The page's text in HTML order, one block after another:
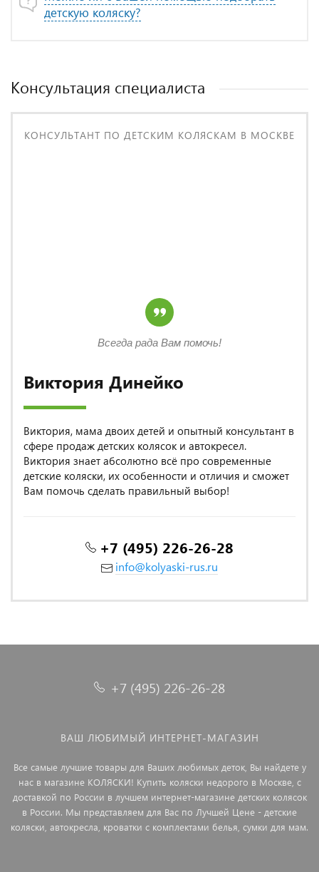
детскую коляску?
Консультация специалиста
КОНСУЛЬТАНТ ПО ДЕТСКИМ КОЛЯСКАМ В МОСКВЕ
Виктория Динейко
Виктория, мама двоих детей и опытный консультант в
сфере продаж детских колясок и автокресел.
Виктория знает абсолютно всё про современные
детские коляски, их особенности и отличия и сможет
Вам помочь сделать правильный выбор!
+7 (495) 226-26-28
info@kolyaski-rus.ru
Всегда рада Вам помочь!
+7 (495) 226-26-28
ВАШ ЛЮБИМЫЙ ИНТЕРНЕТ-МАГАЗИН
Все самые лучшие товары для Ваших любимых деток, Вы найдете у
нас в магазине КОЛЯСКИ! Купить коляски недорого в Москве, с
доставкой по России в лучшем интернет-магазине детских колясок
в России. Мы представляем для Вас по Лучшей Цене - детские
коляски, автокресла, кроватки с комплектами белья, сумки для мам.